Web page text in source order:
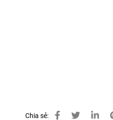
Chia sẻ: